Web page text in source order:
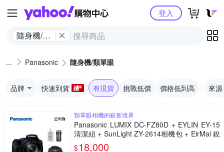
Yahoo購物中心
隨身機/類
登入
Panasonic 隨身機/類單眼
品牌 快速到貨 有現貨 挑戰低價 價格低到高 來源
類單眼相機的嶄新境界
Panasonic LUMIX DC-FZ80D + EYLIN EY-15
清潔組 + SunLight ZY-2614相機包 + EirMai 銳
瑪 HD-100C電子除濕卡 FZ80D (公司貨)
$18,000